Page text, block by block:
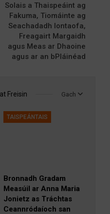
Solais a Thaispeáint ag
Fakuma, Tiomáinte ag
Seachadadh Iontaofa,
Freagairt Margaidh
agus Meas ar Dhaoine
agus ar an bPláinéad
Gach
Freisin
TAISPEÁNTAIS
Bronnadh Gradam
Measúil ar Anna Maria
Jonietz as Tráchtas
Ceannródaíoch san